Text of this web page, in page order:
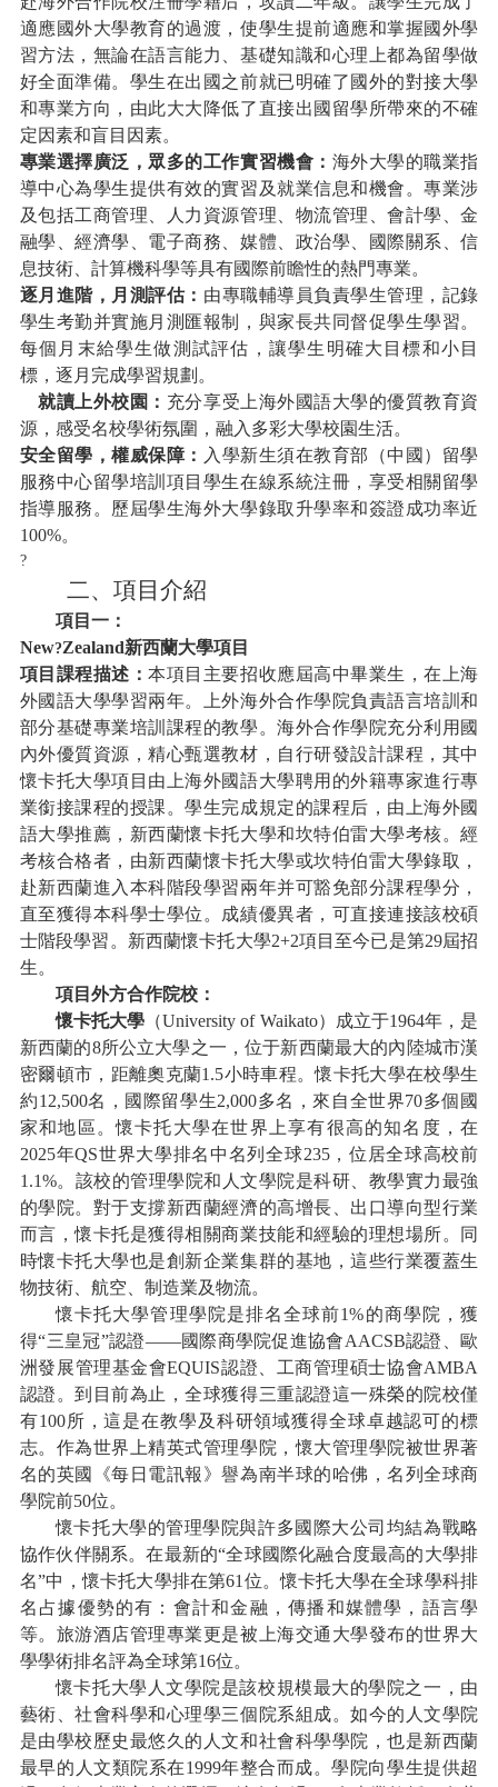
適應國外大學教育的過渡，使學生提前適應和掌握國外學
習方法，無論在語言能力、基礎知識和心理上都為留學做
好全面準備。學生在出國之前就已明確了國外的對接大學
和專業方向，由此大大降低了直接出國留學所帶來的不確
定因素和盲目因素。
專業選擇廣泛，眾多的工作實習機會： 海外大學的職業指
導中心為學生提供有效的實習及就業信息和機會。專業涉
及包括工商管理、人力資源管理、物流管理、會計學、金
融學、經濟學、電子商務、媒體、政治學、國際關系、信
息技術、計算機科學等具有國際前瞻性的熱門專業。
逐月進階，月測評估： 由專職輔導員負責學生管理，記錄
學生考勤并實施月測匯報制，與家長共同督促學生學習。
每個月末給學生做測試評估，讓學生明確大目標和小目
標，逐月完成學習規劃。
就讀上外校園： 充分享受上海外國語大學的優質教育資
源，感受名校學術氛圍，融入多彩大學校園生活。
安全留學，權威保障： 入學新生須在教育部（中國）留學
服務中心留學培訓項目學生在線系統注冊，享受相關留學
指導服務。歷屆學生海外大學錄取升學率和簽證成功率近
100%。
?
二、項目介紹
項目一：
New?Zealand新西蘭大學項目
項目課程描述：本項目主要招收應屆高中畢業生，在上海
外國語大學學習兩年。上外海外合作學院負責語言培訓和
部分基礎專業培訓課程的教學。海外合作學院充分利用國
內外優質資源，精心甄選教材，自行研發設計課程，其中
懷卡托大學項目由上海外國語大學聘用的外籍專家進行專
業銜接課程的授課。學生完成規定的課程后，由上海外國
語大學推薦，新西蘭懷卡托大學和坎特伯雷大學考核。經
考核合格者，由新西蘭懷卡托大學或坎特伯雷大學錄取，
赴新西蘭進入本科階段學習兩年并可豁免部分課程學分，
直至獲得本科學士學位。成績優異者，可直接連接該校碩
士階段學習。新西蘭懷卡托大學2+2項目至今已是第29屆招
生。
項目外方合作院校：
懷卡托大學 （University of Waikato）成立于1964年，是
新西蘭的8所公立大學之一，位于新西蘭最大的內陸城市漢
密爾頓市，距離奧克蘭1.5小時車程。懷卡托大學在校學生
約12,500名，國際留學生2,000多名，來自全世界70多個國
家和地區。懷卡托大學在世界上享有很高的知名度，在
2025年QS世界大學排名中名列全球235，位居全球高校前
1.1%。該校的管理學院和人文學院是科研、教學實力最強
的學院。對于支撐新西蘭經濟的高增長、出口導向型行業
而言，懷卡托是獲得相關商業技能和經驗的理想場所。同
時懷卡托大學也是創新企業集群的基地，這些行業覆蓋生
物技術、航空、制造業及物流。
懷卡托大學管理學院是排名全球前1%的商學院，獲
得“三皇冠”認證——國際商學院促進協會AACSB認證、歐
洲發展管理基金會EQUIS認證、工商管理碩士協會AMBA
認證。到目前為止，全球獲得三重認證這一殊榮的院校僅
有100所，這是在教學及科研領域獲得全球卓越認可的標
志。作為世界上精英式管理學院，懷大管理學院被世界著
名的英國《每日電訊報》譽為南半球的哈佛，名列全球商
學院前50位。
懷卡托大學的管理學院與許多國際大公司均結為戰略
協作伙伴關系。在最新的“全球國際化融合度最高的大學排
名”中，懷卡托大學排在第61位。懷卡托大學在全球學科排
名占據優勢的有：會計和金融，傳播和媒體學，語言學
等。旅游酒店管理專業更是被上海交通大學發布的世界大
學學術排名評為全球第16位。
懷卡托大學人文學院是該校規模最大的學院之一，由
藝術、社會科學和心理學三個院系組成。如今的人文學院
是由學校歷史最悠久的人文和社會科學學院，也是新西蘭
最早的人文類院系在1999年整合而成。學院向學生提供超